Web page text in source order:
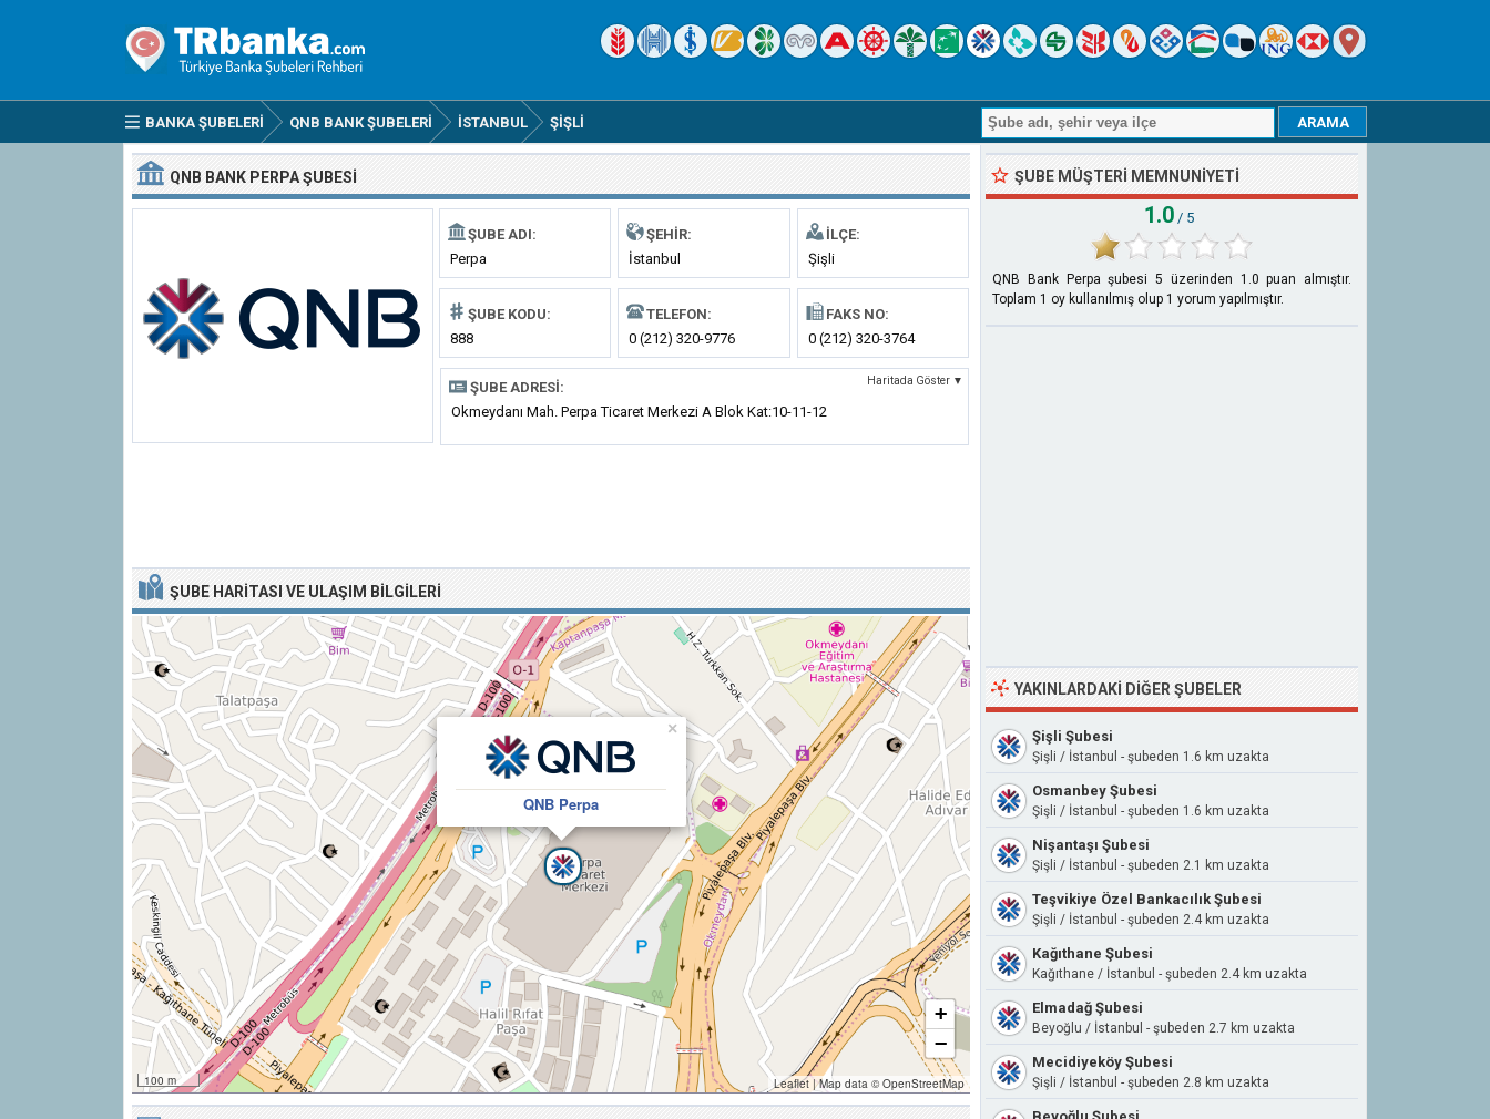
BANKA ŞUBELERI QNB BANK ŞUBELERI İSTANBUL ŞIŞLI
QNB BANK PERPA ŞUBESI
ŞUBE ADI:
Perpa
ŞEHIR:
İstanbul
İLÇE:
Şişli
ŞUBE KODU:
888
TELEFON:
0 (212) 320-9776
FAKS NO:
0 (212) 320-3764
ŞUBE ADRESI: Haritada Göster ▼
Okmeydanı Mah. Perpa Ticaret Merkezi A Blok Kat:10-11-12
ŞUBE HARITASI VE ULAŞIM BILGILERI
QNB Perpa
×
100 m
+
−
Leaflet |Map data ©OpenStreetMap
ŞUBE MÜŞTERI MEMNUNIYETI
1.0 / 5
QNB Bank Perpa şubesi 5 üzerinden 1.0 puan almıştır.
Toplam 1 oy kullanılmış olup 1 yorum yapılmıştır.
YAKINLARDAKI DIĞER ŞUBELER
Şişli Şubesi
Şişli / İstanbul - şubeden 1.6 km uzakta
Osmanbey Şubesi
Şişli / İstanbul - şubeden 1.6 km uzakta
Nişantaşı Şubesi
Şişli / İstanbul - şubeden 2.1 km uzakta
Teşvikiye Özel Bankacılık Şubesi
Şişli / İstanbul - şubeden 2.4 km uzakta
Kağıthane Şubesi
Kağıthane / İstanbul - şubeden 2.4 km uzakta
Elmadağ Şubesi
Beyoğlu / İstanbul - şubeden 2.7 km uzakta
Mecidiyeköy Şubesi
Şişli / İstanbul - şubeden 2.8 km uzakta